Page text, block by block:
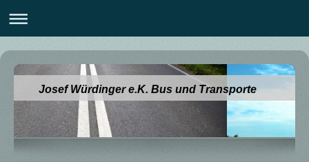
Josef Würdinger e.K. Bus und Transporte